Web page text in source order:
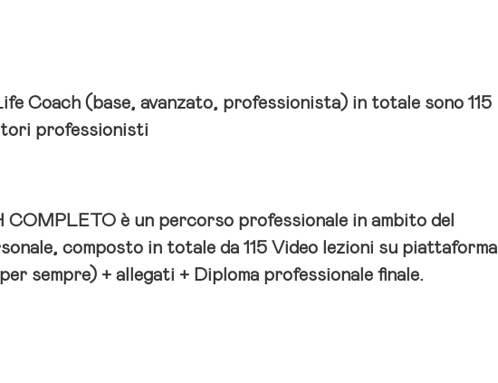
Coach (base, avanzato, professionista) in totale sono 115
professionisti
è un percorso professionale in ambito del
composto in totale da 115 Video lezioni su piattaforma
sempre) + allegati + Diploma professionale finale.